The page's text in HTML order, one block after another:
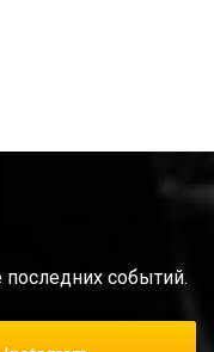
последних событий.